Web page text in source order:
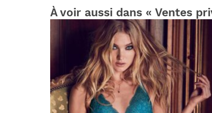
À voir aussi dans « Ventes